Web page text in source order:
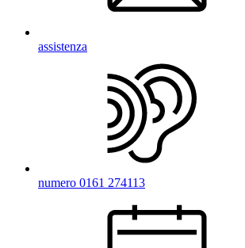
assistenza
numero 0161 274113